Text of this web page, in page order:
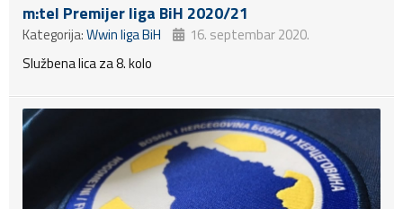
m:tel Premijer liga BiH 2020/21
Kategorija:Wwin liga BiH
16. septembar 2020.
Službena lica za 8. kolo